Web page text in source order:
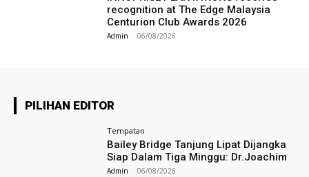
recognition at The Edge Malaysia
Centurion Club Awards 2026
Admin - 06/08/2026
PILIHAN EDITOR
Tempatan
Bailey Bridge Tanjung Lipat Dijangka
Siap Dalam Tiga Minggu: Dr.Joachim
Admin - 06/08/2026